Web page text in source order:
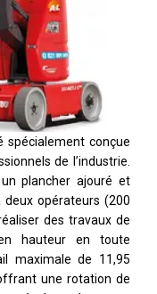
spécialement conçue
de l’industrie.
plancher ajouré et
deux opérateurs (200
des travaux de
hauteur en toute
maximale de 11,95
une rotation de